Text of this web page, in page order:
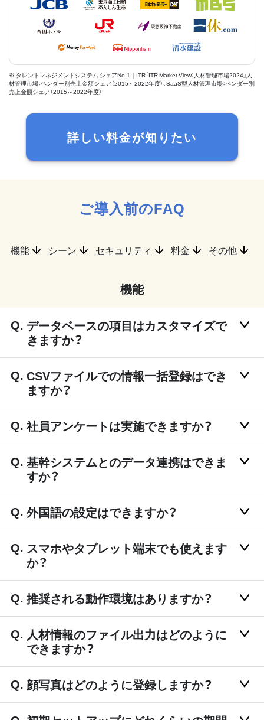
※ タレントマネジメントシステム シェアNo.1｜ITR「ITR Market View：人材管理市場2024」人
材管理市場：ベンダー別売上金額シェア（2015～2022年度）、SaaS型人材管理市場：ベンダー別
売上金額シェア（2015～2022年度）
詳しい料金が知りたい
ご導入前のFAQ
機能 シーン セキュリティ 料金 その他
機能
データベースの項目はカスタマイズで
きますか？
CSVファイルでの情報一括登録はでき
ますか？
社員アンケートは実施できますか？
基幹システムとのデータ連携はできま
すか？
外国語の設定はできますか？
スマホやタブレット端末でも使えます
か？
推奨される動作環境はありますか？
人材情報のファイル出力はどのように
できますか？
顔写真はどのように登録しますか？